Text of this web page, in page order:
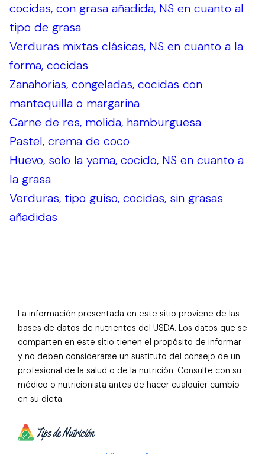
cocidas, con grasa añadida, NS en cuanto al
tipo de grasa
Verduras mixtas clásicas, NS en cuanto a la
forma, cocidas
Zanahorias, congeladas, cocidas con
mantequilla o margarina
Carne de res, molida, hamburguesa
Pastel, crema de coco
Huevo, solo la yema, cocido, NS en cuanto a
la grasa
Verduras, tipo guiso, cocidas, sin grasas
añadidas
La información presentada en este sitio proviene de las
bases de datos de nutrientes del USDA. Los datos que se
comparten en este sitio tienen el propósito de informar
y no deben considerarse un sustituto del consejo de un
profesional de la salud o de la nutrición. Consulte con su
médico o nutricionista antes de hacer cualquier cambio
en su dieta.